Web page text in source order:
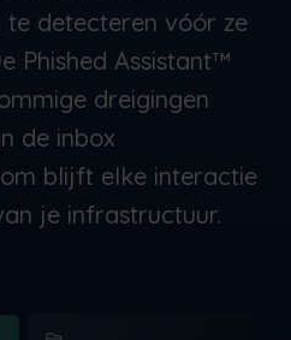
detecteren vóór ze
Phished Assistant™
dreigingen
de inbox
blijft elke interactie
je infrastructuur.